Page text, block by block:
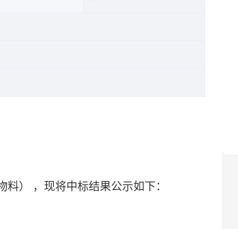
） ，现将中标结果公示如下：